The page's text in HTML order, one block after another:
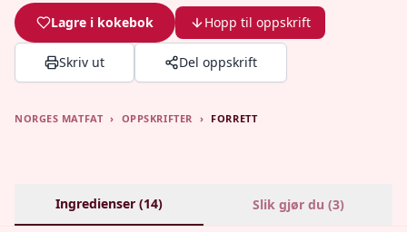
Lagre i kokebok Hopp til oppskrift
Skriv ut Del oppskrift
NORGES MATFAT › OPPSKRIFTER › FORRETT
Ingredienser (14) Slik gjør du (3)